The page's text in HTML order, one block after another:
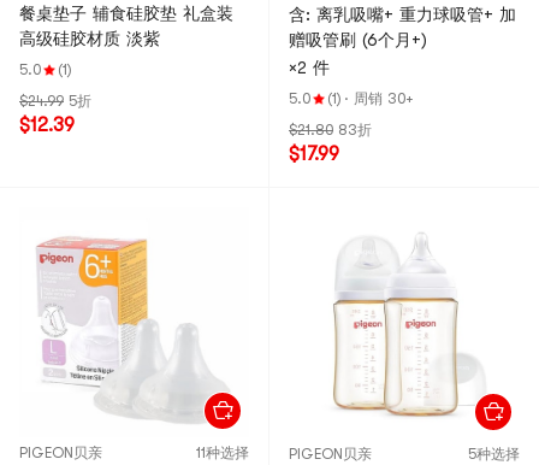
餐桌垫子 辅食硅胶垫 礼盒装
高级硅胶材质 淡紫
5.0
(1)
$24.99 5折
$12.39
含: 离乳吸嘴+ 重力球吸管+ 加
赠吸管刷 (6个月+)
×2 件
5.0 (1) · 周销 30+
$21.80 83折
$17.99
PIGEON贝亲 11种选择 PIGEON贝亲 5种选择